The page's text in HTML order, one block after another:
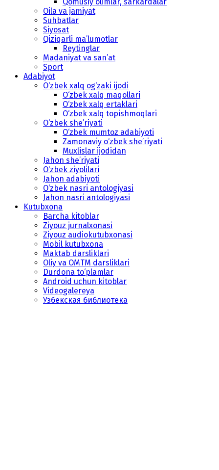
Oila va jamiyat
Suhbatlar
Siyosat
Qiziqarli ma’lumotlar
Reytinglar
Madaniyat va san’at
Sport
Adabiyot
O‘zbek xalq og‘zaki ijodi
O‘zbek xalq maqollari
O‘zbek xalq ertaklari
O‘zbek xalq topishmoqlari
O‘zbek she’riyati
O‘zbek mumtoz adabiyoti
Zamonaviy o‘zbek she’riyati
Muxlislar ijodidan
Jahon she’riyati
O‘zbek ziyolilari
Jahon adabiyoti
O‘zbek nasri antologiyasi
Jahon nasri antologiyasi
Kutubxona
Barcha kitoblar
Ziyouz jurnalxonasi
Ziyouz audiokutubxonasi
Mobil kutubxona
Maktab darsliklari
Oliy va OMTM darsliklari
Durdona to‘plamlar
Android uchun kitoblar
Videogalereya
Узбекская библиотека